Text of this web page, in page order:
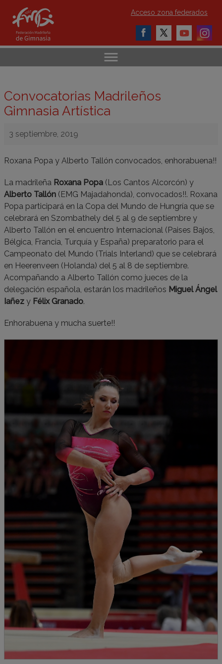
Acceso zona federados
Convocatorias Madrileños
Gimnasia Artística
3 septiembre, 2019
Roxana Popa y Alberto Tallón convocados, enhorabuena!!
La madrileña Roxana Popa (Los Cantos Alcorcón) y
Alberto Tallón (EMG Majadahonda), convocados!!. Roxana
Popa participará en la Copa del Mundo de Hungría que se
celebrará en Szombathely del 5 al 9 de septiembre y
Alberto Tallón en el encuentro Internacional (Paises Bajos,
Bélgica, Francia, Turquía y España) preparatorio para el
Campeonato del Mundo (Trials Interland) que se celebrará
en Heerenveen (Holanda) del 5 al 8 de septiembre.
Acompañando a Alberto Tallón como jueces de la
delegación española, estarán los madrileños Miguel Ángel
Iañez y Félix Granado.
Enhorabuena y mucha suerte!!